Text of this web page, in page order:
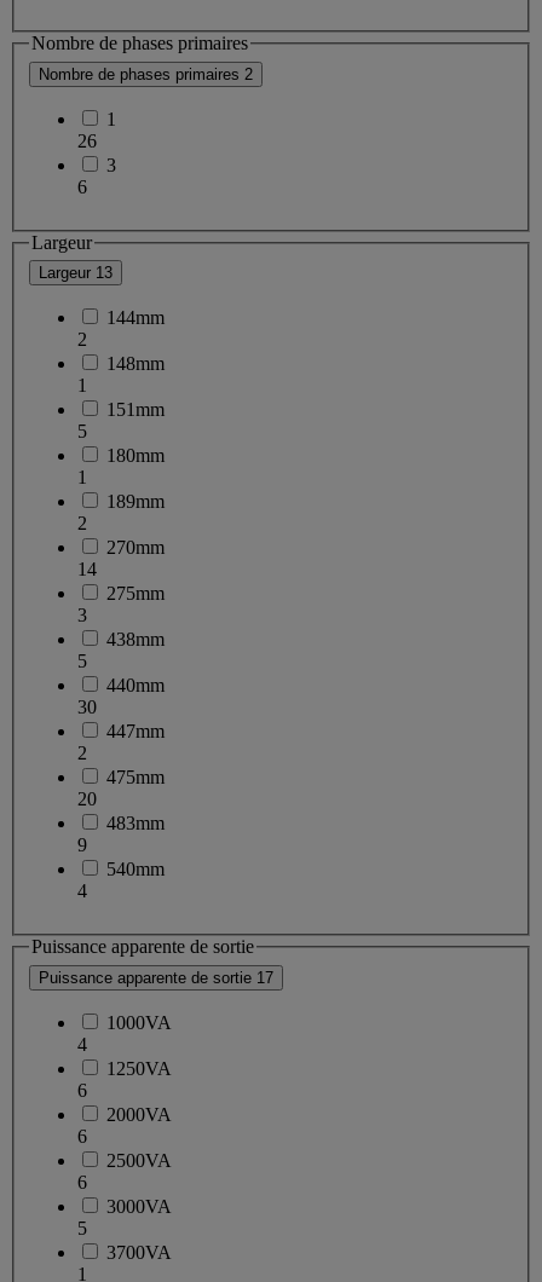
Nombre de phases primaires
Nombre de phases primaires 2
1
26
3
6
Largeur
Largeur 13
144mm
2
148mm
1
151mm
5
180mm
1
189mm
2
270mm
14
275mm
3
438mm
5
440mm
30
447mm
2
475mm
20
483mm
9
540mm
4
Puissance apparente de sortie
Puissance apparente de sortie 17
1000VA
4
1250VA
6
2000VA
6
2500VA
6
3000VA
5
3700VA
1